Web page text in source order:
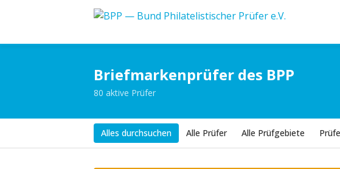
Briefmarkenprüfer des BPP
80 aktive Prüfer
Alles durchsuchen Alle Prüfer Alle Prüfgebiete